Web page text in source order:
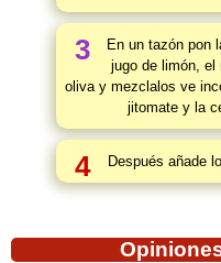
3
En un tazón pon
jugo de limón, el
oliva y mezclalos ve
jitomate y la
4 Después añade